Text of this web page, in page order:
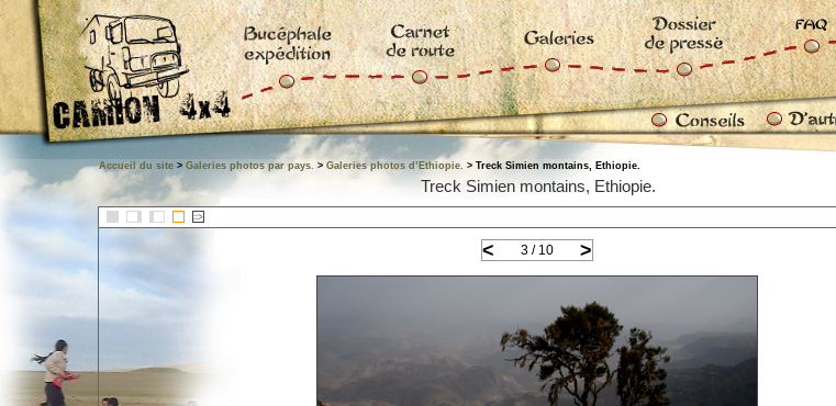
Accueil du site > Galeries photos par pays. > Galeries photos d’Ethiopie. > Treck Simien montains, Ethiopie.
Treck Simien montains, Ethiopie.
::>
< >
3 / 10